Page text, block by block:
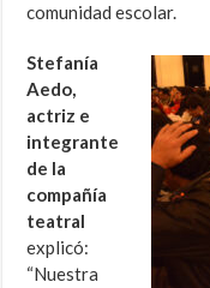
comunidad escolar.
Stefanía
Aedo,
actriz e
integrante
de la
compañía
teatral
explicó:
“Nuestra